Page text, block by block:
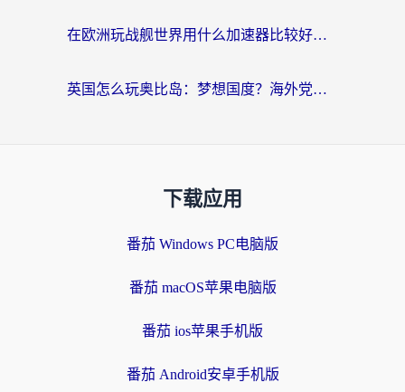
在欧洲玩战舰世界用什么加速器比较好用？老玩家亲测有效的低延迟方案
英国怎么玩奥比岛：梦想国度？海外党不卡攻略+加速器选择秘籍
下载应用
番茄 Windows PC电脑版
番茄 macOS苹果电脑版
番茄 ios苹果手机版
番茄 Android安卓手机版